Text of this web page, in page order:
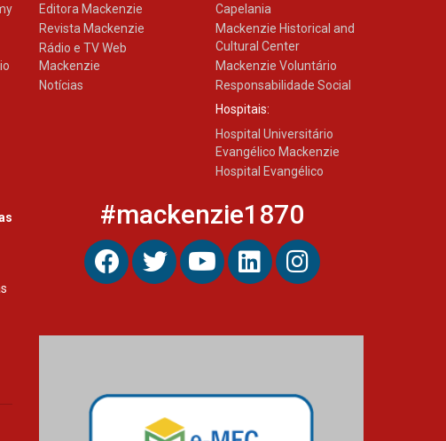
prevenção e diagnóstico
precoce do câncer de
Editora Mackenzie
Revista Mackenzie
Rádio e TV Web
Mackenzie
Notícias
Capelania
Mackenzie Historical and
Cultural Center
Mackenzie Voluntário
Responsabilidade Social
Hospitais:
Hospital Universitário
Evangélico Mackenzie
Hospital Evangélico
#mackenzie1870